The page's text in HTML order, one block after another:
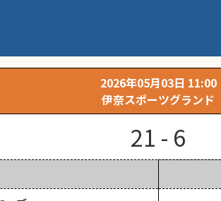
2026年05月03日 11:00
伊奈スポーツグランド
21 - 6